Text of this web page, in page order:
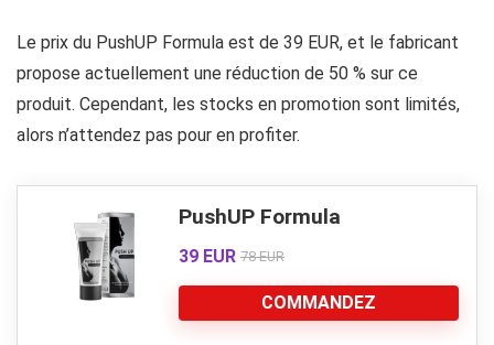
Le prix du PushUP Formula est de 39 EUR, et le fabricant
propose actuellement une réduction de 50 % sur ce
produit. Cependant, les stocks en promotion sont limités,
alors n’attendez pas pour en profiter.
PushUP Formula
39 EUR 78 EUR
COMMANDEZ